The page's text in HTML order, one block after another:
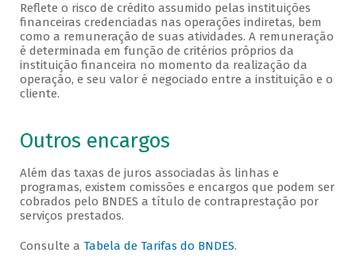
Reflete o risco de crédito assumido pelas instituições
financeiras credenciadas nas operações indiretas, bem
como a remuneração de suas atividades. A remuneração
é determinada em função de critérios próprios da
instituição financeira no momento da realização da
operação, e seu valor é negociado entre a instituição e o
cliente.
Outros encargos
Além das taxas de juros associadas às linhas e
programas, existem comissões e encargos que podem ser
cobrados pelo BNDES a título de contraprestação por
serviços prestados.
Consulte a Tabela de Tarifas do BNDES.